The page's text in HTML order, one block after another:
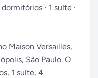
· 1 suíte ·
Maison Versailles,
São Paulo. O
1 suíte, 4